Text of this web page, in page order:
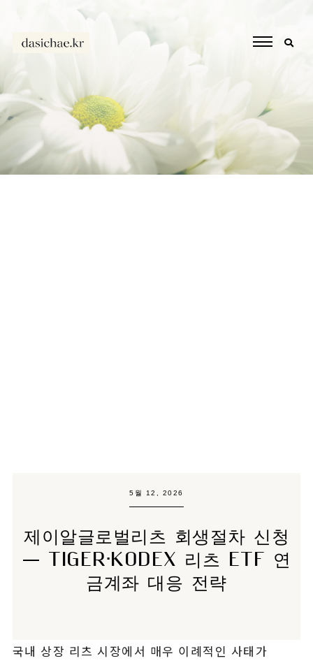
5월 12, 2026
제이알글로벌리츠 회생절차 신청
— TIGER·KODEX 리츠 ETF 연
금계좌 대응 전략
국내 상장 리츠 시장에서 매우 이례적인 사태가